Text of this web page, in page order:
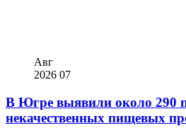
Авг
2026 07
В Югре выявили около 290
некачественных пищевых